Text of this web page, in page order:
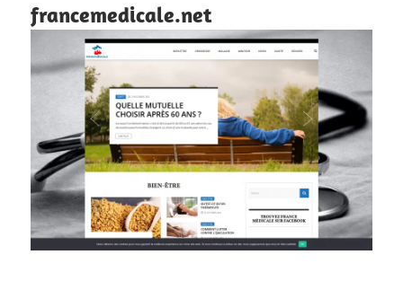
francemedicale.net